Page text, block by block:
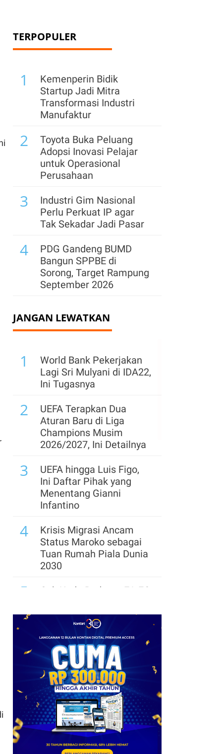
TERPOPULER
1
Kemenperin Bidik
Startup Jadi Mitra
Transformasi Industri
Manufaktur
2
Toyota Buka Peluang
Adopsi Inovasi Pelajar
untuk Operasional
Perusahaan
3
Industri Gim Nasional
Perlu Perkuat IP agar
Tak Sekadar Jadi Pasar
4
PDG Gandeng BUMD
Bangun SPPBE di
Sorong, Target Rampung
September 2026
JANGAN LEWATKAN
1
World Bank Pekerjakan
Lagi Sri Mulyani di IDA22,
Ini Tugasnya
2
UEFA Terapkan Dua
Aturan Baru di Liga
Champions Musim
2026/2027, Ini Detailnya
3
UEFA hingga Luis Figo,
Ini Daftar Pihak yang
Menentang Gianni
Infantino
4
Krisis Migrasi Ancam
Status Maroko sebagai
Tuan Rumah Piala Dunia
2030
5
Cek Kode Redeem EA FC
2026: Klaim Ribuan
Gems Gratis!
6
Promo JSM Alfamart 7–
9 Agustus 2026, Minyak
Goreng 2 Liter Mulai
Rp41.500
7
Arsenal Perpanjang
Kerja Sama dengan
Emirates hingga 2033, Ini
Detail Kemitraannya